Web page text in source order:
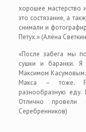
хорошее мастерство
это состязание, а
снимали и
Петух.» (Алёна
«После забега мы
сушки и баранки.
Максимом
Макса – тоже.
разнообразную
Отлично
Серебренников)